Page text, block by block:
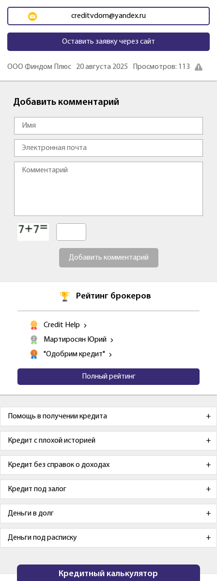
creditvdom@yandex.ru
Оставить заявку через сайт
ООО Финдом Плюс 20 августа 2025 Просмотров: 113
Добавить комментарий
Добавить комментарий
Рейтинг брокеров
Credit Help
Мартиросян Юрий
"Одобрим кредит"
Полный рейтинг
Помощь в получении кредита
Кредит с плохой историей
Кредит без справок о доходах
Кредит под залог
Деньги в долг
Деньги под расписку
Кредитный калькулятор